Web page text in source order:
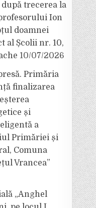
trecerea la
Ion
doamnei
al Școlii nr. 10,
10/07/2026
Primăria
finalizarea
și
a
Primăriei și
Comuna
Vrancea”
„Anghel